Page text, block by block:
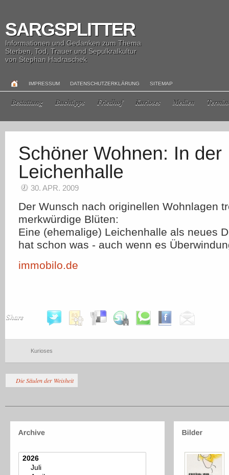
SARGSPLITTER
Informationen und Gedanken zum Thema
Sterben, Tod, Trauer und Sepulkralkultur
von Stephan Hadraschek
IMPRESSUM DATENSCHUTZERKLÄRUNG SITEMAP
Bestattung Buchtipps Friedhof Kurioses Medien
30. APR. 2009
Der Wunsch nach originellen Wohnlagen
merkwürdige Blüten:
Eine (ehemalige) Leichenhalle als neues
hat schon was - auch wenn es
immobilo.de
Share
Kurioses
Die Säulen der Weisheit